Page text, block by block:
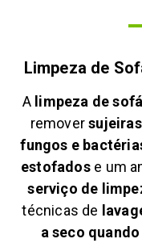
Limpeza de
A limpeza de
remover
fungos e
estofadose um
serviço de
técnicas de
a seco